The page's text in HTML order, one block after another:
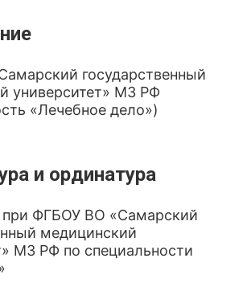
государственный
университет» МЗ РФ
«Лечебное дело»)
и ординатура
при ФГБОУ ВО «Самарский
медицинский
МЗ РФ по специальности